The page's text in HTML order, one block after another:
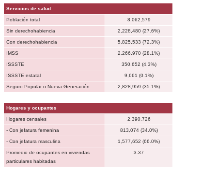
Servicios de salud
Población total 8,062,579
Sin derechohabiencia 2,228,480 (27.6%)
Con derechohabiencia 5,825,533 (72.3%)
IMSS 2,266,970 (28.1%)
ISSSTE 350,652 (4.3%)
ISSSTE estatal 9,661 (0.1%)
Seguro Popular o Nueva Generación 2,828,959 (35.1%)
Hogares y ocupantes
Hogares censales 2,390,726
- Con jefatura femenina 813,074 (34.0%)
- Con jefatura masculina 1,577,652 (66.0%)
Promedio de ocupantes en viviendas
particulares habitadas
3.37